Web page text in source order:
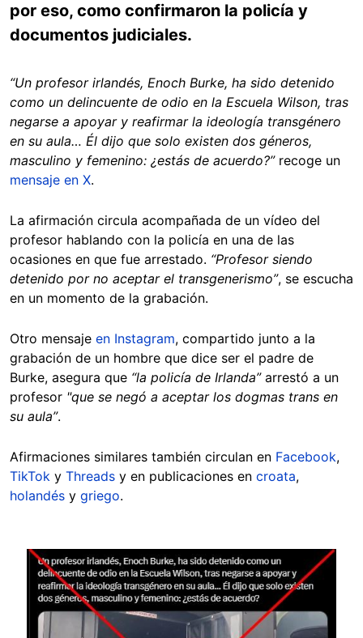
por eso, como confirmaron la policía y
documentos judiciales.
“Un profesor irlandés, Enoch Burke, ha sido detenido
como un delincuente de odio en la Escuela Wilson, tras
negarse a apoyar y reafirmar la ideología transgénero
en su aula… Él dijo que solo existen dos géneros,
masculino y femenino: ¿estás de acuerdo?”recoge un
mensaje en X.
La afirmación circula acompañada de un vídeo del
profesor hablando con la policía en una de las
ocasiones en que fue arrestado. “Profesor siendo
detenido por no aceptar el transgenerismo”, se escucha
en un momento de la grabación.
Otro mensaje en Instagram, compartido junto a la
grabación de un hombre que dice ser el padre de
Burke, asegura que “la policía de Irlanda” arrestó a un
profesor "que se negó a aceptar los dogmas trans en
su aula”.
Afirmaciones similares también circulan en Facebook,
TikTok y Threads y en publicaciones en croata,
holandés y griego.
Image